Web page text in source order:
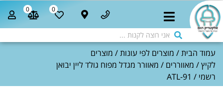
0
0
עמוד הבית/ מוצרים לפי עונות/ מוצרים
לקיץ/ מאווררים / מאוורר מגדל מפוח גולד ליין יבואן
רשמי / ATL-91